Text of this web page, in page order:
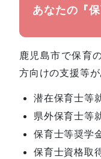
あなたの『
鹿児島市で保育
方向けの支援等が
潜在保育士等
県外保育士等
保育士等奨学
保育士資格取